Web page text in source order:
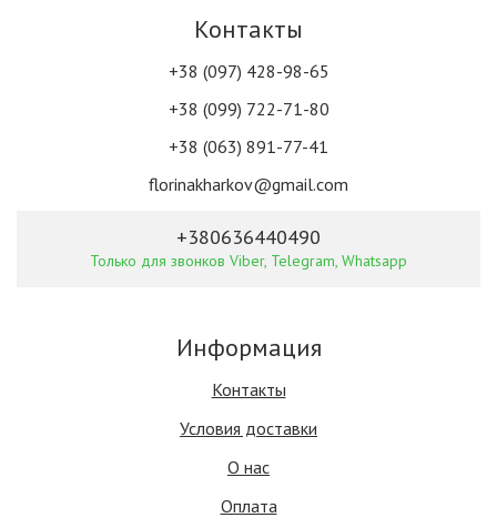
Контакты
+38 (097) 428-98-65
+38 (099) 722-71-80
+38 (063) 891-77-41
florinakharkov@gmail.com
+380636440490
Только для звонков Viber, Telegram, Whatsapp
Информация
Контакты
Условия доставки
О нас
Оплата